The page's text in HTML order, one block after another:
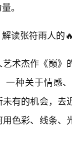
。
读张符雨人的
术杰作《巅》
一种关于情感
有的机会，
色彩、线条